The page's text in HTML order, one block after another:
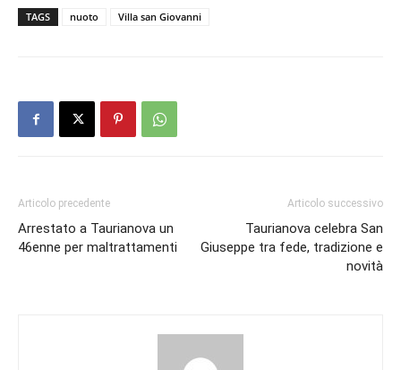
TAGS nuoto Villa san Giovanni
Articolo precedente
Arrestato a Taurianova un
46enne per maltrattamenti
Articolo successivo
Taurianova celebra San
Giuseppe tra fede, tradizione e
novità